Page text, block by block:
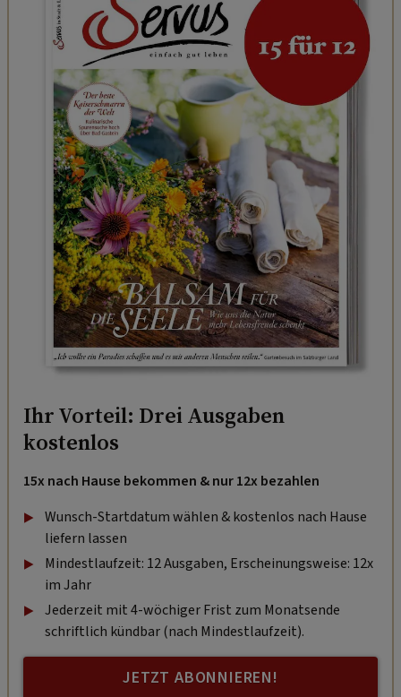
Ihr Vorteil: Drei Ausgaben
kostenlos
15x nach Hause bekommen & nur 12x bezahlen
Wunsch-Startdatum wählen & kostenlos nach Hause
liefern lassen
Mindestlaufzeit: 12 Ausgaben, Erscheinungsweise: 12x
im Jahr
Jederzeit mit 4-wöchiger Frist zum Monatsende
schriftlich kündbar (nach Mindestlaufzeit).
JETZT ABONNIEREN!